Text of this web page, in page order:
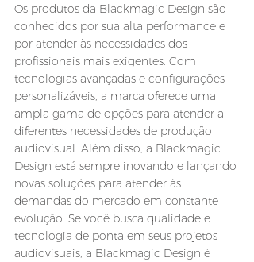
Os produtos da Blackmagic Design são
conhecidos por sua alta performance e
por atender às necessidades dos
profissionais mais exigentes. Com
tecnologias avançadas e configurações
personalizáveis, a marca oferece uma
ampla gama de opções para atender a
diferentes necessidades de produção
audiovisual. Além disso, a Blackmagic
Design está sempre inovando e lançando
novas soluções para atender às
demandas do mercado em constante
evolução. Se você busca qualidade e
tecnologia de ponta em seus projetos
audiovisuais, a Blackmagic Design é